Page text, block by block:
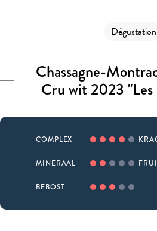
Dégustation
Chassagne-
Cru wit 2023 "Les
COMPLEX
MINERAAL
BEBOST